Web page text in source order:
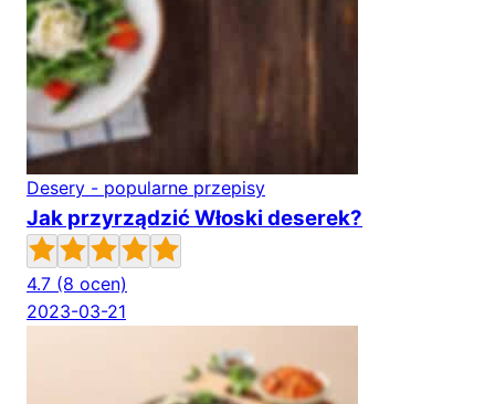
Desery - popularne przepisy
Jak przyrządzić Włoski deserek?
4.7 (8 ocen)
2023-03-21